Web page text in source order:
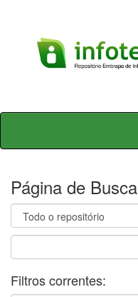
Skip
Página de Busca
Filtros correntes: